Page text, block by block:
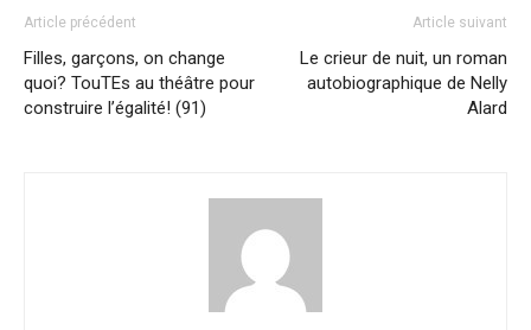
Article précédent
Filles, garçons, on change
quoi? TouTEs au théâtre pour
construire l’égalité! (91)
Article suivant
Le crieur de nuit, un roman
autobiographique de Nelly
Alard